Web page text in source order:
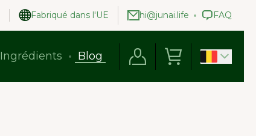
Fabriqué dans l'UE hi@junai.life FAQ
Ingrédients Blog